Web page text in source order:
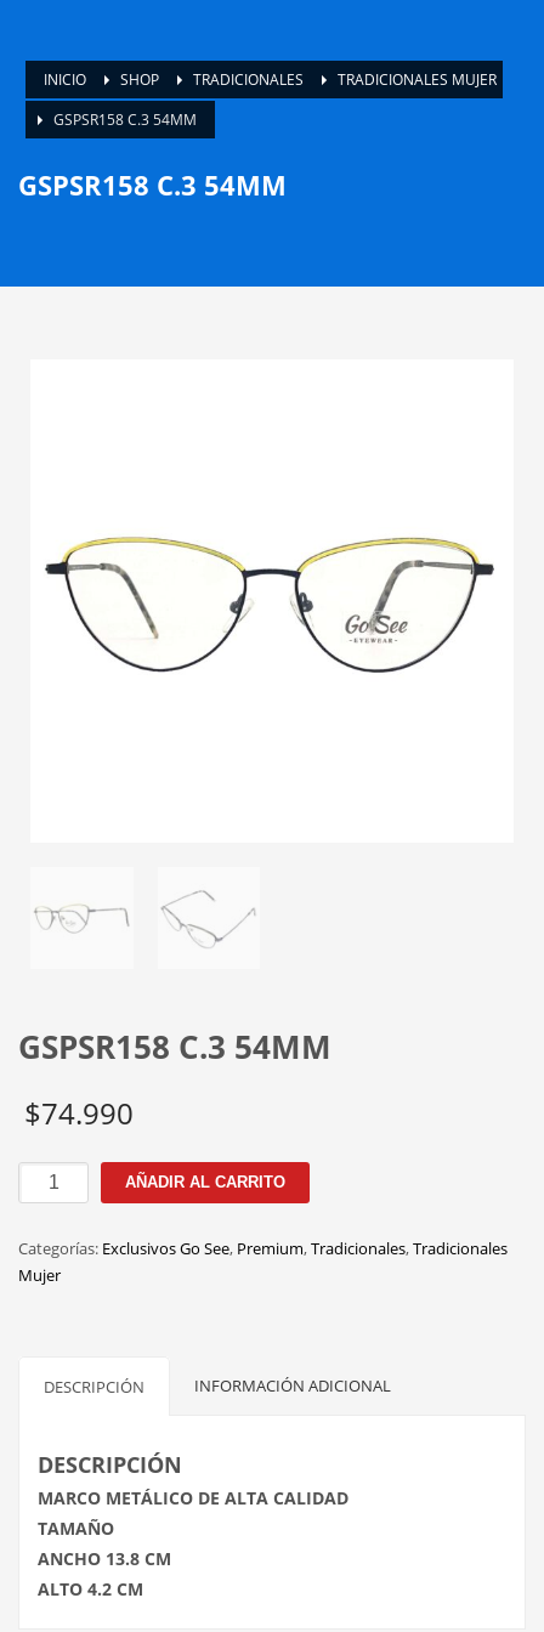
INICIO SHOP TRADICIONALES
TRADICIONALES MUJER
GSPSR158 C.3 54MM
GSPSR158 C.3 54MM
GSPSR158 C.3 54MM
$74.990
GSPSR158
C.3
cantidad
AÑADIR AL CARRITO
Categorías: Exclusivos Go See, Premium,Tradicionales,Tradicionales
Mujer
DESCRIPCIÓN INFORMACIÓN ADICIONAL
DESCRIPCIÓN
MARCO METÁLICO DE ALTA CALIDAD
TAMAÑO
ANCHO 13.8 CM
ALTO 4.2 CM